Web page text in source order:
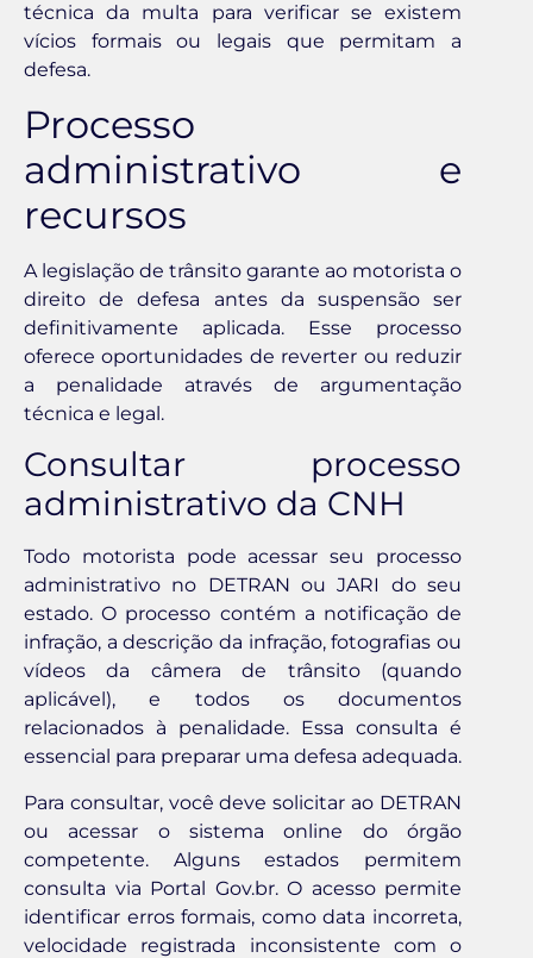
técnica da multa para verificar se existem
vícios formais ou legais que permitam a
defesa.
Processo
administrativo e
recursos
A legislação de trânsito garante ao motorista o
direito de defesa antes da suspensão ser
definitivamente aplicada. Esse processo
oferece oportunidades de reverter ou reduzir
a penalidade através de argumentação
técnica e legal.
Consultar processo
administrativo da CNH
Todo motorista pode acessar seu processo
administrativo no DETRAN ou JARI do seu
estado. O processo contém a notificação de
infração, a descrição da infração, fotografias ou
vídeos da câmera de trânsito (quando
aplicável), e todos os documentos
relacionados à penalidade. Essa consulta é
essencial para preparar uma defesa adequada.
Para consultar, você deve solicitar ao DETRAN
ou acessar o sistema online do órgão
competente. Alguns estados permitem
consulta via Portal Gov.br. O acesso permite
identificar erros formais, como data incorreta,
velocidade registrada inconsistente com o